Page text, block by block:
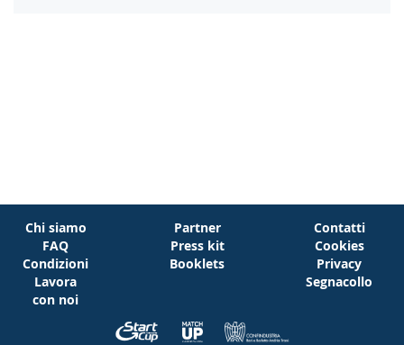
Chi siamo
FAQ
Condizioni
Lavora
con noi
Partner
Press kit
Booklets
Contatti
Cookies
Privacy
Segnacollo